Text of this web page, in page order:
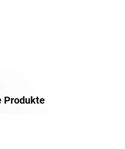
Produkte